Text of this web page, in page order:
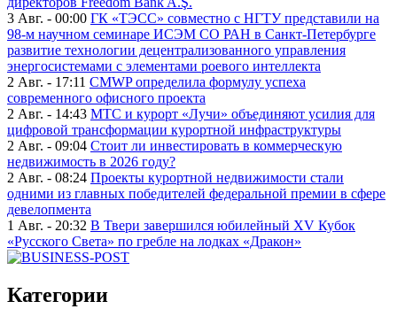
3 Авг. - 00:00 ГК «ТЭСС» совместно с НГТУ представили на
98-м научном семинаре ИСЭМ СО РАН в Санкт-Петербурге
развитие технологии децентрализованного управления
энергосистемами с элементами роевого интеллекта
2 Авг. - 17:11 CMWP определила формулу успеха
современного офисного проекта
2 Авг. - 14:43 МТС и курорт «Лучи» объединяют усилия для
цифровой трансформации курортной инфраструктуры
2 Авг. - 09:04 Стоит ли инвестировать в коммерческую
недвижимость в 2026 году?
2 Авг. - 08:24 Проекты курортной недвижимости стали
одними из главных победителей федеральной премии в сфере
девелопмента
1 Авг. - 20:32 В Твери завершился юбилейный XV Кубок
«Русского Света» по гребле на лодках «Дракон»
Категории